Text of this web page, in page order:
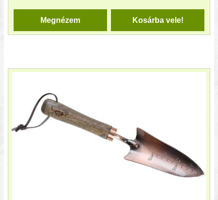
Kosárba vele!
Megnézem